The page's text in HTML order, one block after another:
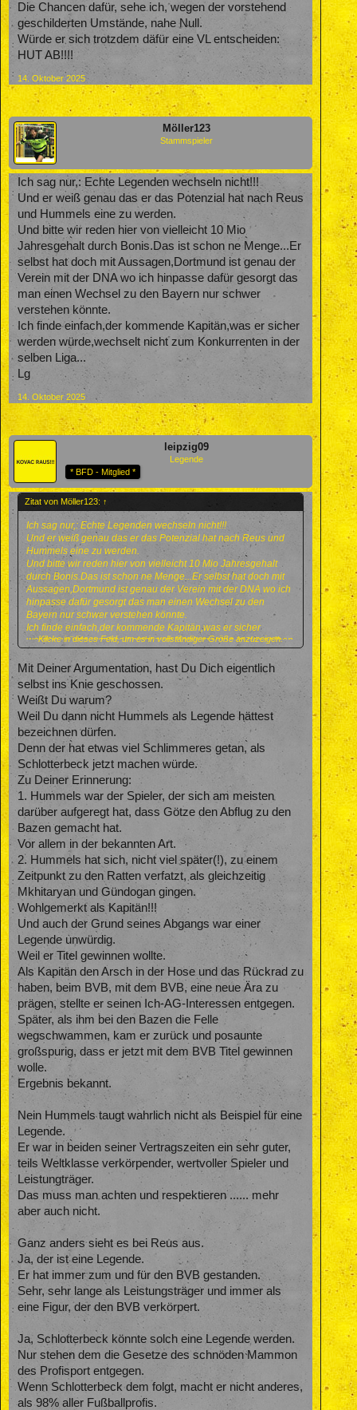
Die Chancen dafür, sehe ich, wegen der vorstehend
geschilderten Umstände, nahe Null.
Würde er sich trotzdem däfür eine VL entscheiden:
HUT AB!!!!
14. Oktober 2025
Möller123
Stammspieler
Ich sag nur,: Echte Legenden wechseln nicht!!!
Und er weiß genau das er das Potenzial hat nach Reus
und Hummels eine zu werden.
Und bitte wir reden hier von vielleicht 10 Mio
Jahresgehalt durch Bonis.Das ist schon ne Menge...Er
selbst hat doch mit Aussagen,Dortmund ist genau der
Verein mit der DNA wo ich hinpasse dafür gesorgt das
man einen Wechsel zu den Bayern nur schwer
verstehen könnte.
Ich finde einfach,der kommende Kapitän,was er sicher
werden würde,wechselt nicht zum Konkurrenten in der
selben Liga...
Lg
14. Oktober 2025
leipzig09
Legende
* BFD - Mitglied *
Zitat von Möller123: ↑
Ich sag nur,: Echte Legenden wechseln nicht!!!
Und er weiß genau das er das Potenzial hat nach Reus und
Hummels eine zu werden.
Und bitte wir reden hier von vielleicht 10 Mio Jahresgehalt
durch Bonis.Das ist schon ne Menge...Er selbst hat doch mit
Aussagen,Dortmund ist genau der Verein mit der DNA wo ich
hinpasse dafür gesorgt das man einen Wechsel zu den
Bayern nur schwer verstehen könnte.
Ich finde einfach,der kommende Kapitän,was er sicher
werden würde,wechselt nicht zum Konkurrenten in der selben
Lg
Klicke in dieses Feld, um es in vollständiger Größe anzuzeigen.
Mit Deiner Argumentation, hast Du Dich eigentlich
selbst ins Knie geschossen.
Weißt Du warum?
Weil Du dann nicht Hummels als Legende hättest
bezeichnen dürfen.
Denn der hat etwas viel Schlimmeres getan, als
Schlotterbeck jetzt machen würde.
Zu Deiner Erinnerung:
1. Hummels war der Spieler, der sich am meisten
darüber aufgeregt hat, dass Götze den Abflug zu den
Bazen gemacht hat.
Vor allem in der bekannten Art.
2. Hummels hat sich, nicht viel später(!), zu einem
Zeitpunkt zu den Ratten verfatzt, als gleichzeitig
Mkhitaryan und Gündogan gingen.
Wohlgemerkt als Kapitän!!!
Und auch der Grund seines Abgangs war einer
Legende unwürdig.
Weil er Titel gewinnen wollte.
Als Kapitän den Arsch in der Hose und das Rückrad zu
haben, beim BVB, mit dem BVB, eine neue Ära zu
prägen, stellte er seinen Ich-AG-Interessen entgegen.
Später, als ihm bei den Bazen die Felle
wegschwammen, kam er zurück und posaunte
großspurig, dass er jetzt mit dem BVB Titel gewinnen
wolle.
Ergebnis bekannt.
Nein Hummels taugt wahrlich nicht als Beispiel für eine
Legende.
Er war in beiden seiner Vertragszeiten ein sehr guter,
teils Weltklasse verkörpender, wertvoller Spieler und
Leistungträger.
Das muss man achten und respektieren ...... mehr
aber auch nicht.
Ganz anders sieht es bei Reus aus.
Ja, der ist eine Legende.
Er hat immer zum und für den BVB gestanden.
Sehr, sehr lange als Leistungsträger und immer als
eine Figur, der den BVB verkörpert.
Ja, Schlotterbeck könnte solch eine Legende werden.
Nur stehen dem die Gesetze des schnöden Mammon
des Profisport entgegen.
Wenn Schlotterbeck dem folgt, macht er nicht anderes,
als 98% aller Fußballprofis.